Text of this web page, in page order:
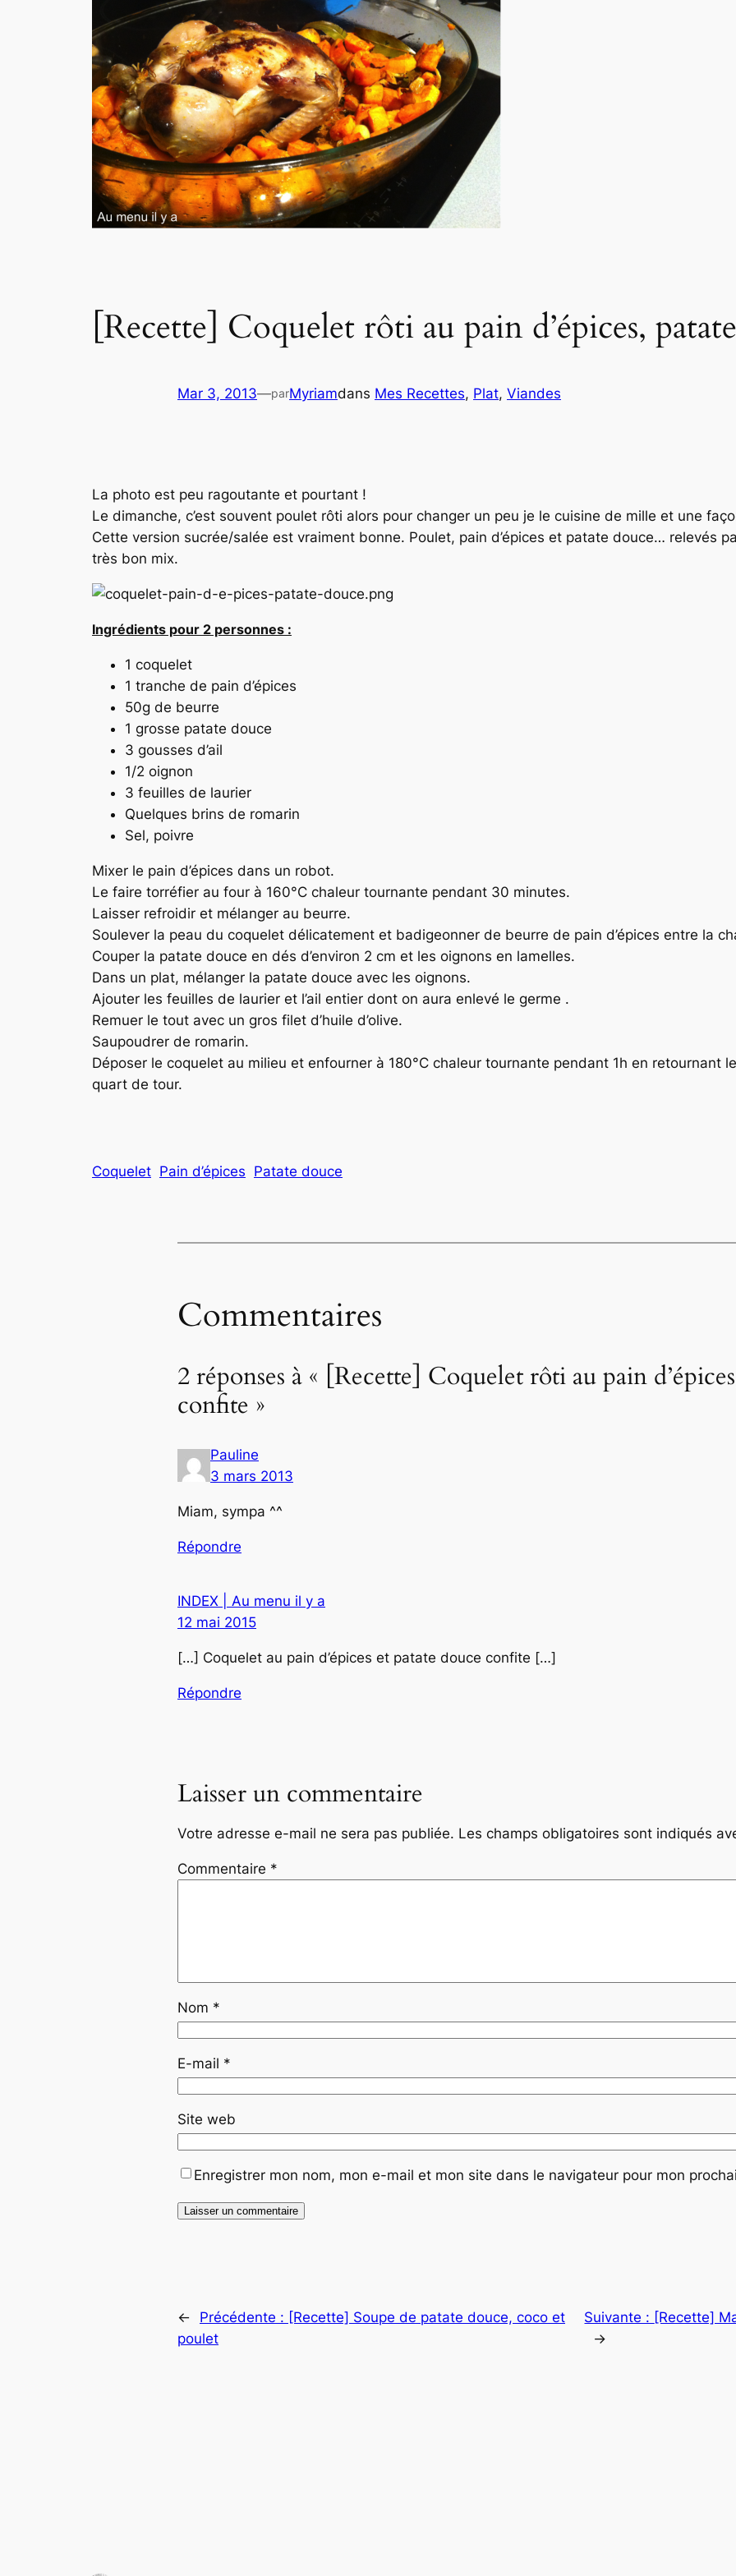
[Recette] Coquelet rôti au pain d’épices,
Mar 3, 2013—parMyriamdans Mes Recettes, Plat, Viandes
La photo est peu ragoutante et pourtant !
Le dimanche, c’est souvent poulet rôti alors pour changer un peu je le cuisine de mille et une
Cette version sucrée/salée est vraiment bonne. Poulet, pain d’épices et patate douce… relevés
très bon mix.
Ingrédients pour 2 personnes :
1 coquelet
1 tranche de pain d’épices
50g de beurre
1 grosse patate douce
3 gousses d’ail
1/2 oignon
3 feuilles de laurier
Quelques brins de romarin
Sel, poivre
Mixer le pain d’épices dans un robot.
Le faire torréfier au four à 160°C chaleur tournante pendant 30 minutes.
Laisser refroidir et mélanger au beurre.
Soulever la peau du coquelet délicatement et badigeonner de beurre de pain d’épices entre la
Couper la patate douce en dés d’environ 2 cm et les oignons en lamelles.
Dans un plat, mélanger la patate douce avec les oignons.
Ajouter les feuilles de laurier et l’ail entier dont on aura enlevé le germe .
Remuer le tout avec un gros filet d’huile d’olive.
Saupoudrer de romarin.
Déposer le coquelet au milieu et enfourner à 180°C chaleur tournante pendant 1h en retournant
quart de tour.
Coquelet Pain d’épices Patate douce
Commentaires
2 réponses à « [Recette] Coquelet rôti au pain
confite »
Pauline
3 mars 2013
Miam, sympa ^^
Répondre
INDEX | Au menu il y a
12 mai 2015
[…] Coquelet au pain d’épices et patate douce confite […]
Répondre
Laisser un commentaire
Votre adresse e-mail ne sera pas publiée. Les champs obligatoires sont indiqués
Commentaire *
Nom *
E-mail *
Site web
Enregistrer mon nom, mon e-mail et mon site dans le navigateur pour mon
← Précédente : [Recette] Soupe de patate douce, coco et
poulet
Suivante : [Recette]
→